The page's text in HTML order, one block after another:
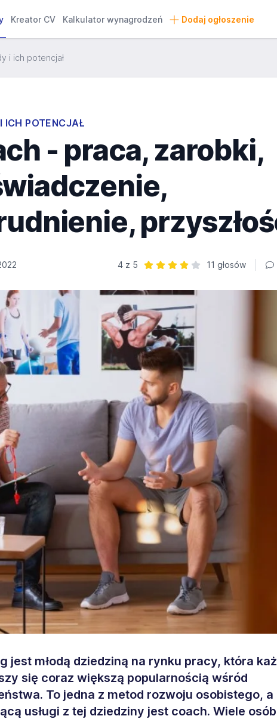
Kreator CV Kalkulator wynagrodzeń Dodaj ogłoszenie
i ich potencjał
ICH POTENCJAŁ
- praca, zarobki,
4 z 5
11 głosów
jest młodą dziedziną na rynku pracy, która
się coraz większą popularnością wśród
To jedna z metod rozwoju osobistego, a
usługi z tej dziedziny jest coach. Wiele